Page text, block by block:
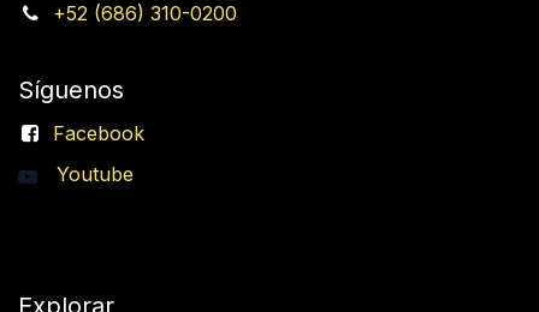
+52 (686) 310-0200
Síguenos
Facebook
Youtube
Explorar